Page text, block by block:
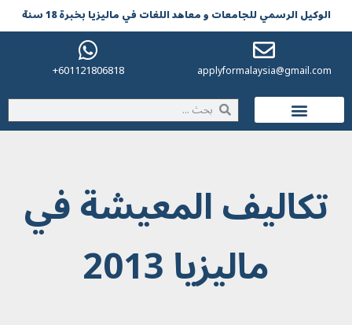
الوکیل الرسمي للجامعات و معاهد اللغات في مالیزیا بخبرة 18 سنة
applyformalaysia@gmail.com
601121806818+
تکالیف المعیشة في
مالیزیا 2013